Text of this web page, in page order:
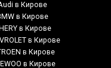
в Кирове
в Кирове
в Кирове
в Кирове
в Кирове
в Кирове